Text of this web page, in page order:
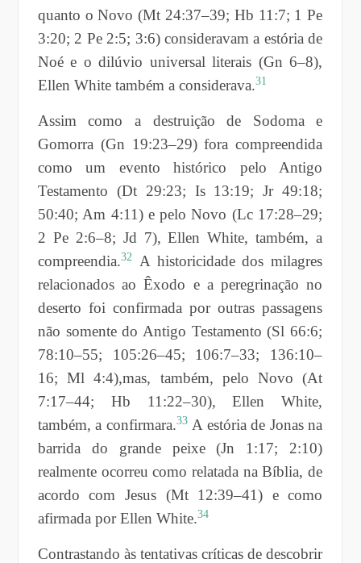
quanto o Novo (Mt 24:37–39; Hb 11:7; 1 Pe
3:20; 2 Pe 2:5; 3:6) consideravam a estória de
Noé e o dilúvio universal literais (Gn 6–8),
Ellen White também a considerava.31
Assim como a destruição de Sodoma e
Gomorra (Gn 19:23–29) fora compreendida
como um evento histórico pelo Antigo
Testamento (Dt 29:23; Is 13:19; Jr 49:18;
50:40; Am 4:11) e pelo Novo (Lc 17:28–29;
2 Pe 2:6–8; Jd 7), Ellen White, também, a
compreendia.32
A historicidade dos milagres
relacionados ao Êxodo e a peregrinação no
deserto foi confirmada por outras passagens
não somente do Antigo Testamento (Sl 66:6;
78:10–55; 105:26–45; 106:7–33; 136:10–
16; Ml 4:4),mas, também, pelo Novo (At
7:17–44; Hb 11:22–30), Ellen White,
também, a confirmara.33 A estória de Jonas na
barrida do grande peixe (Jn 1:17; 2:10)
realmente ocorreu como relatada na Bíblia, de
acordo com Jesus (Mt 12:39–41) e como
afirmada por Ellen White.34
Contrastando às tentativas críticas de descobrir